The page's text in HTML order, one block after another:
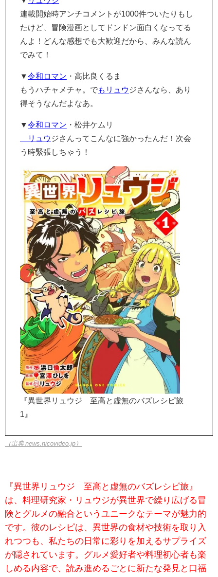
連載開始時アンチコメントが1000件ついたりもし
たけど、冒険漫画としてドンドン面白くなってる
んよ！どんな感想でも大歓迎だから、みんな読ん
でみて！
▼令和ロマン ・高比良くるま
もうハチャメチャ。でもリュウ ジさんなら、あり
得そうなんだよなあ。
▼令和ロマン ・松井ケムリ
リュウ ジさんってこんなに強かったんだ！次会
う時緊張しちゃう！
『異世界リュウジ 至高と虚無のバズレシピ旅
1』
（出典 news.nicovideo.jp）
『異世界リュウジ 至高と虚無のバズレシピ旅』
は、料理研究家・リュウジが異世界で繰り広げる冒
険とグルメの融合というユニークなテーマが魅力的
です。彼のレシピは、異世界の食材や技術を取り入
れつつも、私たちの日常に彩りを加えるサプライズ
が隠されています。グルメ愛好者や料理初心者も楽
しめる内容で、読み進めるごとに新たな発見と口福